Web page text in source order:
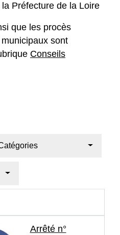
Préfecture de la Loire
que les procès
sont
Conseils
Arrêté n°